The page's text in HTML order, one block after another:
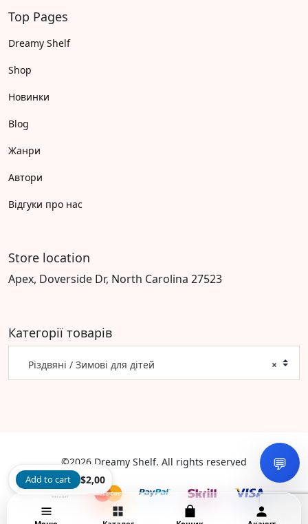
Top Pages
Dreamy Shelf
Shop
Новинки
Blog
Жанри
Автори
Відгуки про нас
Store location
Apex, Doverside Dr, North Carolina 27523
Категорії товарів
×
Різдвяні / Зимові для дітей
©2026 Dreamy Shelf. All rights reserved 💬
Add to cart $2,00